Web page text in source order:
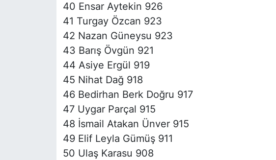
40 Ensar Aytekin 926
41 Turgay Özcan 923
42 Nazan Güneysu 923
43 Barış Övgün 921
44 Asiye Ergül 919
45 Nihat Dağ 918
46 Bedirhan Berk Doğru 917
47 Uygar Parçal 915
48 İsmail Atakan Ünver 915
49 Elif Leyla Gümüş 911
50 Ulaş Karasu 908